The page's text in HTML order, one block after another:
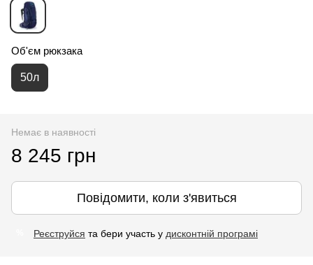
Об'єм рюкзака
50л
Немає в наявності
8 245 грн
Повідомити, коли з'явиться
Реєструйся та бери участь у дисконтній програмі